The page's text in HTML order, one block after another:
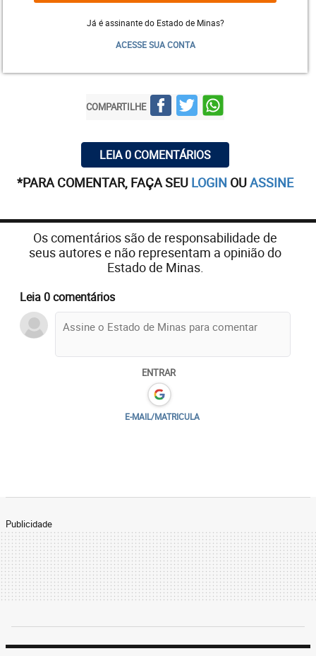
Já é assinante do Estado de Minas?
ACESSE SUA CONTA
COMPARTILHE
LEIA 0 COMENTÁRIOS
*PARA COMENTAR, FAÇA SEU LOGIN OUASSINE
Os comentários são de responsabilidade de
seus autores e não representam a opinião do
Estado de Minas.
Leia 0 comentários
ENTRAR
E-MAIL/MATRICULA
Publicidade